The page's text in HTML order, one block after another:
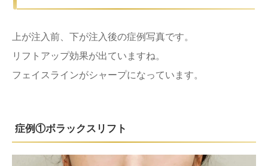
上が注入前、下が注入後の症例写真です。
リフトアップ効果が出ていますね。
フェイスラインがシャープになっています。
症例①ボラックスリフト